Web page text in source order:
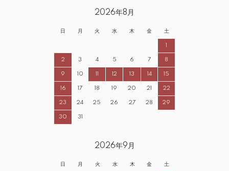
2026年8月
日 月 火 水 木 金 土
2 3 4 5 6 7 8
9 10 12 13 14 15
16 17 18 19 20 21 22
23 24 25 26 27 28 29
30 31
2026年9月
日 月 火 水 木 金 土